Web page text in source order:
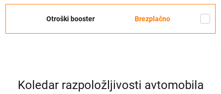
Otroški booster Brezplačno
Koledar razpoložljivosti avtomobila